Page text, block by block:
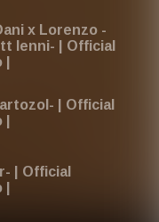
x Lorenzo -
lenni- | Official
| Official
| Official